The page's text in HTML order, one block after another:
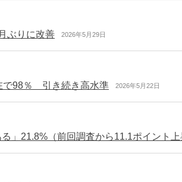
ぶりに改善 2026年5月29日
で98％ 引き続き高水準 2026年5月22日